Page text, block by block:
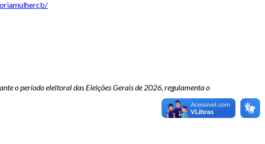
o período eleitoral das Eleições Gerais de 2026, regulamenta o